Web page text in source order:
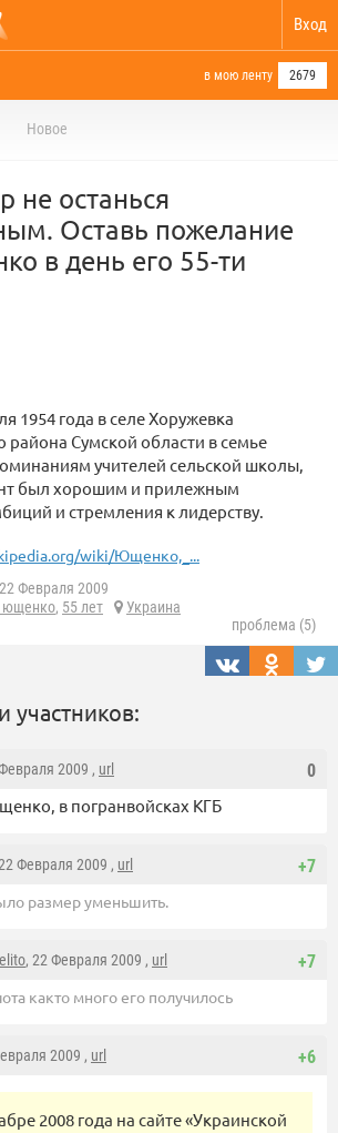
Вход
в мою ленту 2679
Новое
не останься
Оставь пожелание
в день его 55-ти
1954 года в селе Хоружевка
района Сумской области в семье
учителей сельской школы,
был хорошим и прилежным
и стремления к лидерству.
wiki/Ющенко,_...
22 Февраля 2009
ющенко, 55 лет
Украина
проблема (5)
участников:
0
2009 , url
в погранвойсках КГБ
+7
Февраля 2009 , url
размер уменьшить.
+7
, 22 Февраля 2009 , url
както много его получилось
+6
2009 , url
2008 года на сайте «Украинской